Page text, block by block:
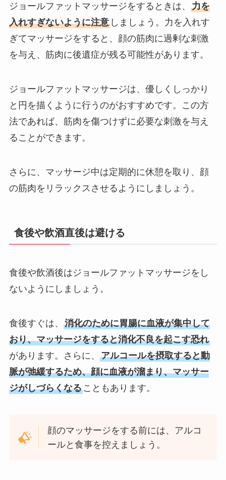
ジョールファットマッサージをするときは、 力を
入れすぎないように注意しましょう。力を入れす
ぎてマッサージをすると、顔の筋肉に過剰な刺激
を与え、筋肉に後遺症が残る可能性があります。
ジョールファットマッサージは、優しくしっかり
と円を描くように行うのがおすすめです。この方
法であれば、筋肉を傷つけずに必要な刺激を与え
ることができます。
さらに、マッサージ中は定期的に休憩を取り、顔
の筋肉をリラックスさせるようにしましょう。
食後や飲酒直後は避ける
食後や飲酒後はジョールファットマッサージをし
ないようにしましょう。
食後すぐは、 消化のために胃腸に血液が集中して
おり、マッサージをすると消化不良を起こす恐れ
があります。さらに、 アルコールを摂取すると動
脈が弛緩するため、顔に血液が溜まり、マッサー
ジがしづらくなることもあります。
顔のマッサージをする前には、アルコ
ールと食事を控えましょう。